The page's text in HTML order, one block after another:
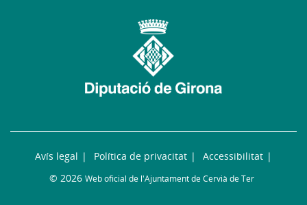
Avís legal Política de privacitat
Accessibilitat
© 2026 Web oficial de l'Ajuntament de Cervià de Ter